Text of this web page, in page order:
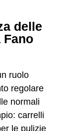
delle
ruolo
regolare
normali
carrelli
le pulizie